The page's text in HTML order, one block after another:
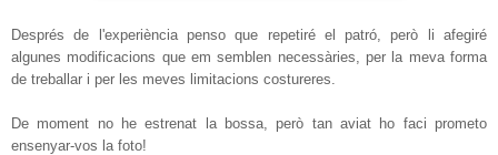
Després de l'experiència penso que repetiré el patró, però li afegiré
algunes modificacions que em semblen necessàries, per la meva forma
de treballar i per les meves limitacions costureres.
De moment no he estrenat la bossa, però tan aviat ho faci prometo
ensenyar-vos la foto!